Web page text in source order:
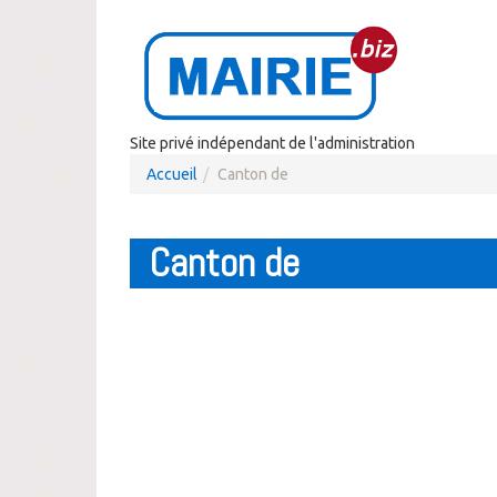
Site privé indépendant de l'administration
Accueil
Canton de
Canton de